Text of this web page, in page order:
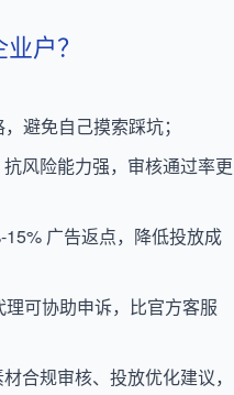
户？
避免自己摸索踩坑；
风险能力强，审核通过率更
广告返点，降低投放成
可协助申诉，比官方客服
合规审核、投放优化建议，